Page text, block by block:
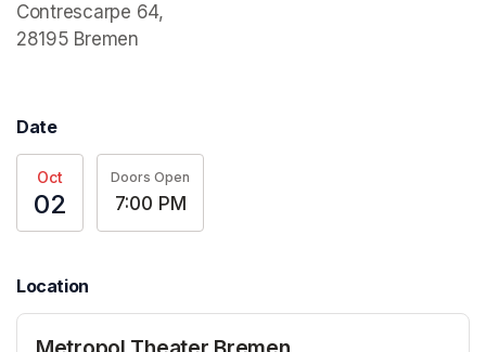
Contrescarpe 64,
28195 Bremen
Date
Oct
02
Doors Open
7:00 PM
Location